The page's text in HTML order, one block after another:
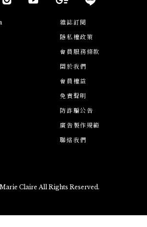
Claire All Rights Reserved.
雜誌訂閱
隱私權政策
會員服務條款
關於我們
會員權益
免責聲明
防詐騙公告
廣告製作規範
聯絡我們